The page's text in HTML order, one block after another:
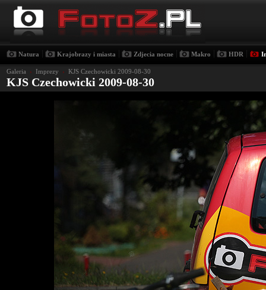
Natura Krajobrazy i miasta Zdjecia nocne Makro HDR
Galeria › Imprezy › KJS Czechowicki 2009-08-30
KJS Czechowicki 2009-08-30